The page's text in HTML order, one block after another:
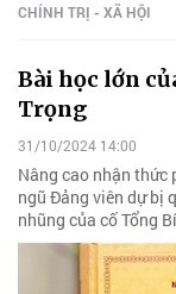
CHÍNH TRỊ - XÃ HỘI
Bài học lớn
Trọng
31/10/2024 14:00
Nâng cao nhận thức
ngũ Đảng viên dự bị
nhũng của cố Tổng